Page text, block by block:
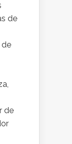
de
de
de